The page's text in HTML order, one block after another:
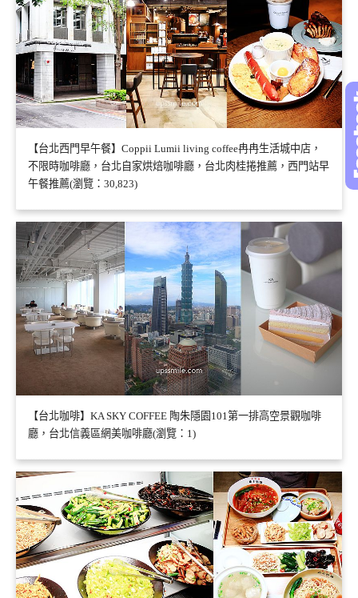
【台北西門早午餐】Coppii Lumii living coffee冉冉生活城中店，
不限時咖啡廳，台北自家烘焙咖啡廳，台北肉桂捲推薦，西門站早
午餐推薦(瀏覽：30,823)
【台北咖啡】KA SKY COFFEE 陶朱隱園101第一排高空景觀咖啡
廳，台北信義區網美咖啡廳(瀏覽：1)